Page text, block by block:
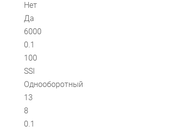
Нет
Да
6000
0.1
100
SSI
Однооборотный
13
8
0.1